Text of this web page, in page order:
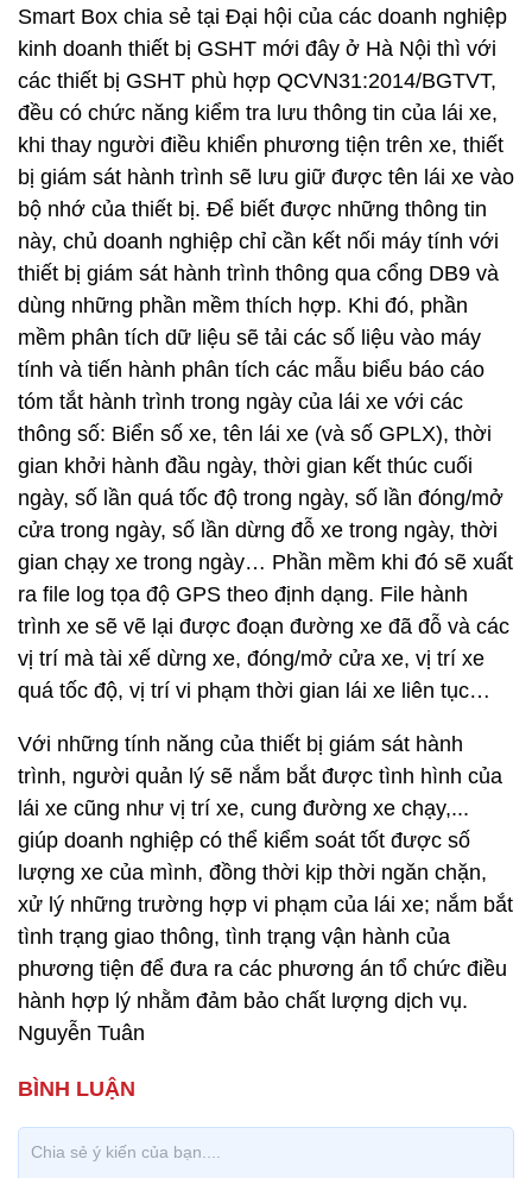
Smart Box chia sẻ tại Đại hội của các doanh nghiệp
kinh doanh thiết bị GSHT mới đây ở Hà Nội thì với
các thiết bị GSHT phù hợp QCVN31:2014/BGTVT,
đều có chức năng kiểm tra lưu thông tin của lái xe,
khi thay người điều khiển phương tiện trên xe, thiết
bị giám sát hành trình sẽ lưu giữ được tên lái xe vào
bộ nhớ của thiết bị. Để biết được những thông tin
này, chủ doanh nghiệp chỉ cần kết nối máy tính với
thiết bị giám sát hành trình thông qua cổng DB9 và
dùng những phần mềm thích hợp. Khi đó, phần
mềm phân tích dữ liệu sẽ tải các số liệu vào máy
tính và tiến hành phân tích các mẫu biểu báo cáo
tóm tắt hành trình trong ngày của lái xe với các
thông số: Biển số xe, tên lái xe (và số GPLX), thời
gian khởi hành đầu ngày, thời gian kết thúc cuối
ngày, số lần quá tốc độ trong ngày, số lần đóng/mở
cửa trong ngày, số lần dừng đỗ xe trong ngày, thời
gian chạy xe trong ngày… Phần mềm khi đó sẽ xuất
ra file log tọa độ GPS theo định dạng. File hành
trình xe sẽ vẽ lại được đoạn đường xe đã đỗ và các
vị trí mà tài xế dừng xe, đóng/mở cửa xe, vị trí xe
quá tốc độ, vị trí vi phạm thời gian lái xe liên tục…
Với những tính năng của thiết bị giám sát hành
trình, người quản lý sẽ nắm bắt được tình hình của
lái xe cũng như vị trí xe, cung đường xe chạy,...
giúp doanh nghiệp có thể kiểm soát tốt được số
lượng xe của mình, đồng thời kịp thời ngăn chặn,
xử lý những trường hợp vi phạm của lái xe; nắm bắt
tình trạng giao thông, tình trạng vận hành của
phương tiện để đưa ra các phương án tổ chức điều
hành hợp lý nhằm đảm bảo chất lượng dịch vụ.
Nguyễn Tuân